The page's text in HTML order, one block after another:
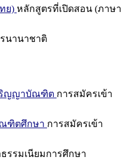
ย) หลักสูตรที่เปิดสอน (ภาษา
นานาชาติ
ริญญาบัณฑิต การสมัครเข้า
ณฑิตศึกษา การสมัครเข้า
รรมเนียมการศึกษา